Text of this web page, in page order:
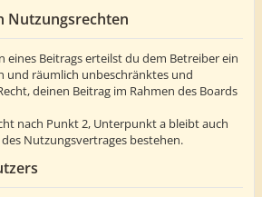
Nutzungsrechten
eines Beitrags erteilst du dem Betreiber ein
und räumlich unbeschränktes und
deinen Beitrag im Rahmen des Boards
nach Punkt 2, Unterpunkt a bleibt auch
Nutzungsvertrages bestehen.